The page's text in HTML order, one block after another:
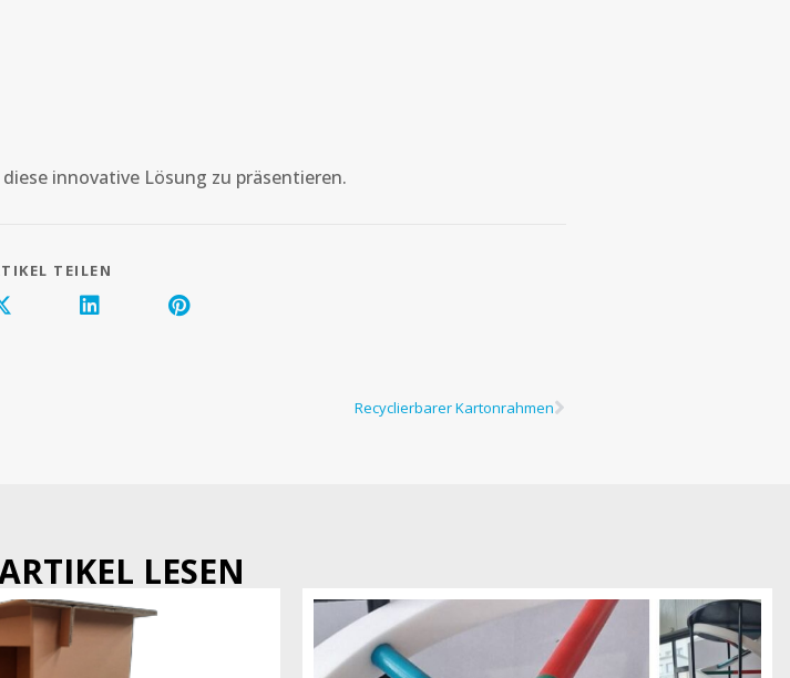
innovative Lösung zu präsentieren.
TEILEN
Recyclierbarer Kartonrahmen
LESEN